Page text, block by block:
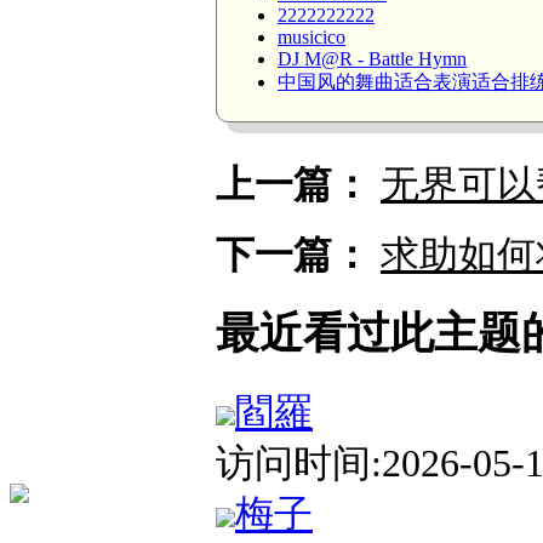
2222222222
musicico
DJ M@R - Battle Hymn
中国风的舞曲适合表演适合排
上一篇： 无界可
下一篇： 求助如
最近看过此主题
閻羅
访问时间:2026-05-
梅子